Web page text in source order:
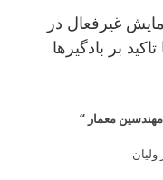
غیرفعال در
بر بادگیرها
معمار “